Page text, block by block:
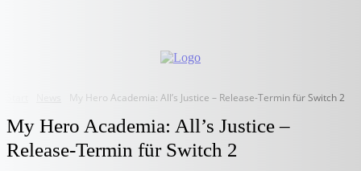
My Hero Academia: All’s Justice – Release-Termin für Switch 2
My Hero Academia: All’s Justice –
Release-Termin für Switch 2